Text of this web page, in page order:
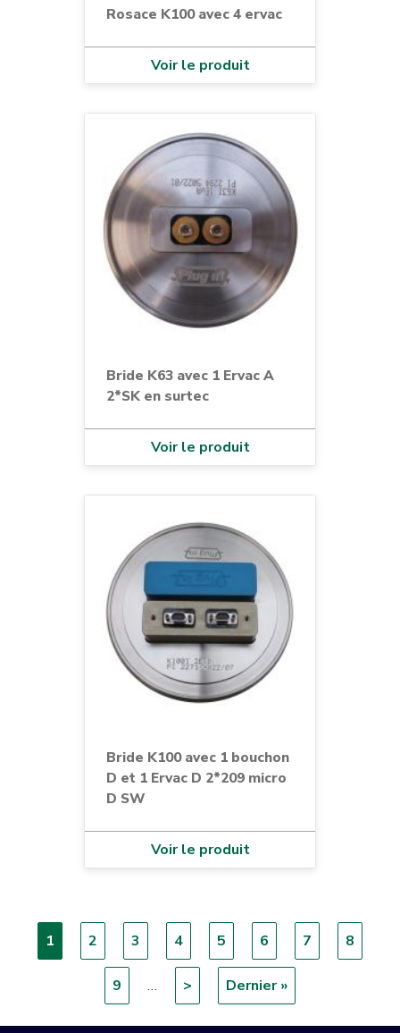
Rosace K100 avec 4 ervac
Voir le produit
Bride K63 avec 1 Ervac A
2*SK en surtec
Voir le produit
Bride K100 avec 1 bouchon
D et 1 Ervac D 2*209 micro
D SW
Voir le produit
Pagination
Page
courante
1 Page
2 Page
3 Page
4 Page
5 Page
6 Page
7 Page
8
Page
9 …
Page
suivante
>
Dernière
page
Dernier »